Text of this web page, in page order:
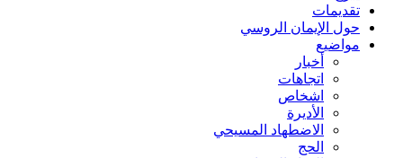
تقديمات
حول الإيمان الروسي
مواضيع
أخبار
اتجاهات
اشخاص
الأديرة
الاضطهاد المسيحي
الحج